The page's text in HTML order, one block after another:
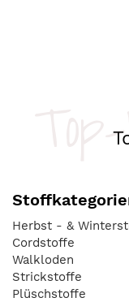
Herbst - &
Cordstoffe
Walkloden
Strickstoffe
Plüschstoffe